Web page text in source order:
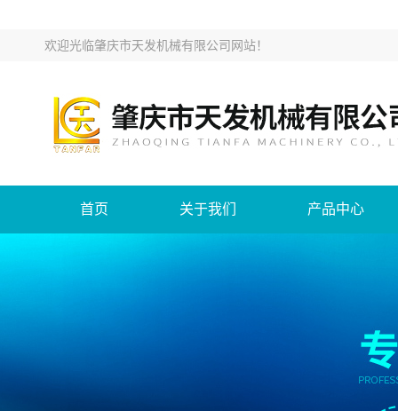
欢迎光临肇庆市天发机械有限公司网站！
首页 关于我们 产品中心